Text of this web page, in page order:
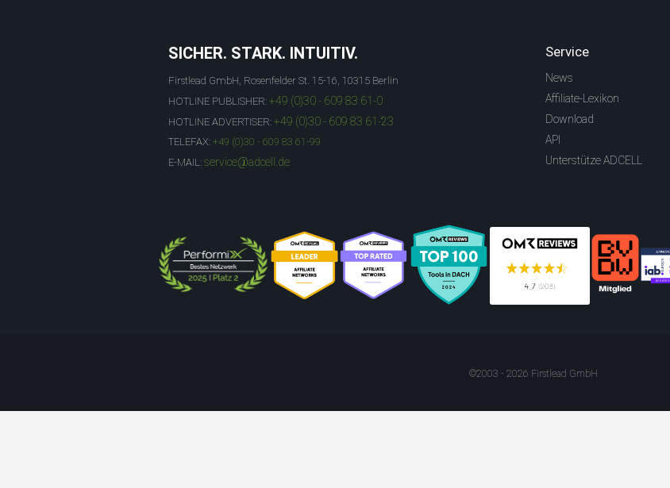
SICHER. STARK. INTUITIV.
Firstlead GmbH, Rosenfelder St. 15-16, 10315 Berlin
HOTLINE PUBLISHER: +49 (0)30 - 609 83 61-0
HOTLINE ADVERTISER: +49 (0)30 - 609 83 61-23
TELEFAX: +49 (0)30 - 609 83 61-99
E-MAIL: service@adcell.de
Service
News
Affiliate-Lexikon
Download
API
Unterstütze ADCELL
©2003 - 2026 Firstlead GmbH